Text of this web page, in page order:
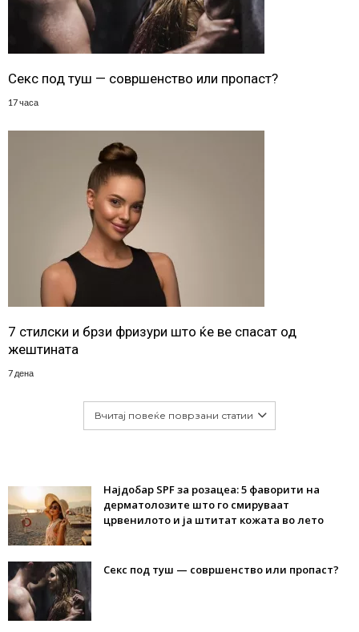
Секс под туш — совршенство или пропаст?
17 часа
7 стилски и брзи фризури што ќе ве спасат од
жештината
7 дена
Вчитај повеќе поврзани статии
Најдобар SPF за розацеа: 5 фаворити на
дерматолозите што го смируваат
црвенилото и ја штитат кожата во лето
Секс под туш — совршенство или пропаст?